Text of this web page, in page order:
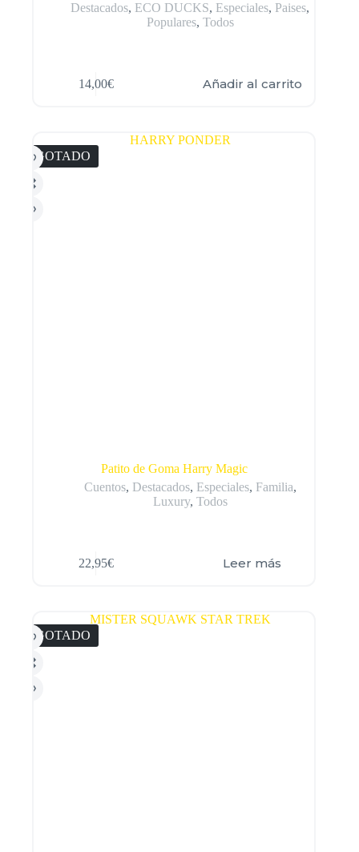
Destacados, ECO DUCKS, Especiales, Paises,
Populares, Todos
14,00€ Añadir al carrito
AGOTADO
Patito de Goma Harry Magic
Cuentos, Destacados, Especiales, Familia,
Luxury, Todos
22,95€ Leer más
AGOTADO